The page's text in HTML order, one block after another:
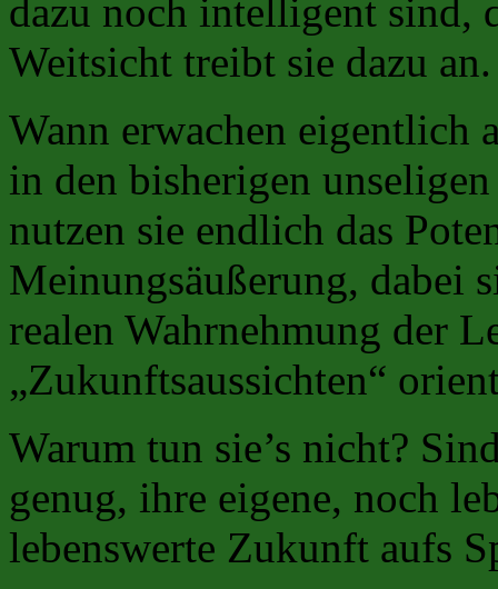
dazu noch intelligent sind,
Weitsicht treibt sie dazu an.
Wann erwachen eigentlich
in den bisherigen
nutzen sie endlich das
Meinungsäußerung, dabei
realen Wahrnehmung der
„Zukunftsaussichten“
Warum tun sie’s nicht?
genug, ihre eigene, noch
lebenswerte Zukunft aufs